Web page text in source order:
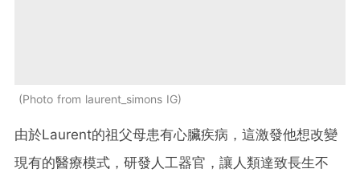
Photo from laurent_simons IG
由於Laurent的祖父母患有心臟疾病，這激發他想改變
現有的醫療模式，研發人工器官，讓人類達致長生不